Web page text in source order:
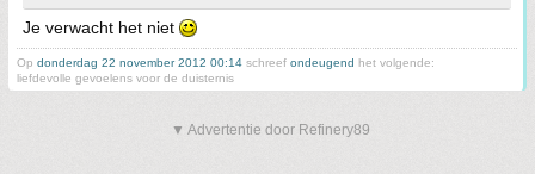
Je verwacht het niet
Op donderdag 22 november 2012 00:14 schreef ondeugend het volgende:
liefdevolle gevoelens voor de duisternis
▼ Advertentie door Refinery89